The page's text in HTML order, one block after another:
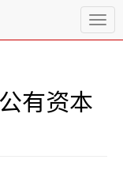
T
o
有资本